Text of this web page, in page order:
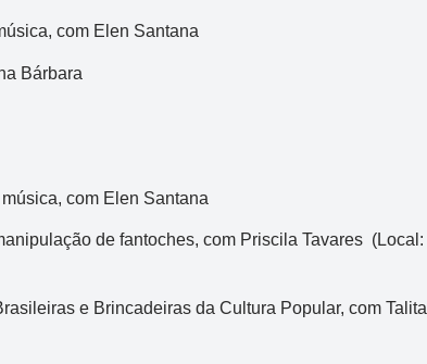
com Elen Santana
Bárbara
com Elen Santana
de fantoches, com Priscila Tavares (Local:
e Brincadeiras da Cultura Popular, com Talita
Lotofácil